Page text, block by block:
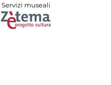
Servizi museali